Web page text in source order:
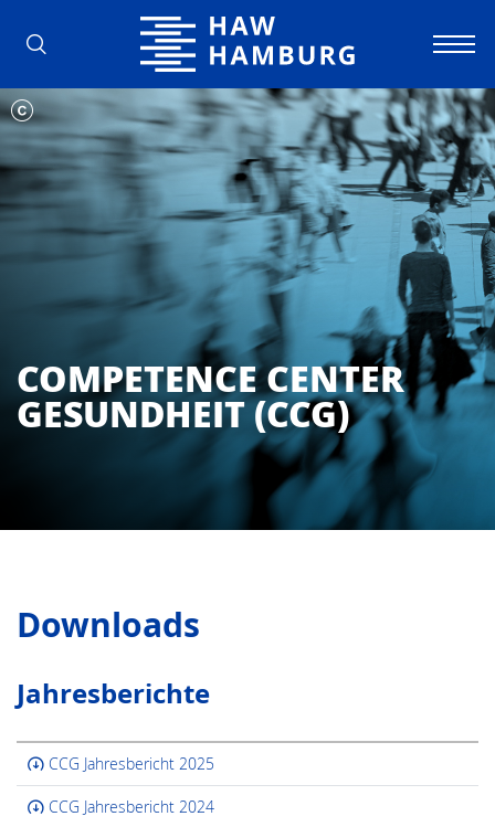
Hochschule für Angewandte
COMPETENCE CENTER
GESUNDHEIT (CCG)
Downloads
Jahresberichte
CCG Jahresbericht 2025
CCG Jahresbericht 2024